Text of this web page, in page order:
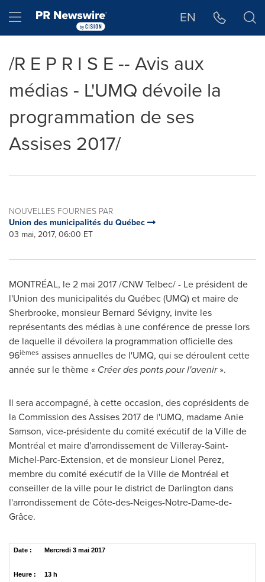
Hamburger menu EN
/R E P R I S E -- Avis aux
médias - L'UMQ dévoile la
programmation de ses
Assises 2017/
NOUVELLES FOURNIES PAR
Union des municipalités du Québec
03 mai, 2017, 06:00 ET
MONTRÉAL, le 2 mai 2017 /CNW Telbec/ - Le président de
l'Union des municipalités du Québec (UMQ) et maire de
Sherbrooke, monsieur Bernard Sévigny, invite les
représentants des médias à une conférence de presse lors
de laquelle il dévoilera la programmation officielle des
96ièmes assises annuelles de l'UMQ, qui se déroulent cette
année sur le thème « Créer des ponts pour l'avenir».
Il sera accompagné, à cette occasion, des coprésidents de
la Commission des Assises 2017 de l'UMQ, madameAnie
Samson, vice-présidente du comité exécutif de la Ville de
Montréal et maire d'arrondissement de Villeray-Saint-
Michel-Parc-Extension, et de monsieur Lionel Perez,
membre du comité exécutif de la Ville de Montréal et
conseiller de la ville pour le district de Darlington dans
l'arrondissement de Côte-des-Neiges-Notre-Dame-de-
Grâce.
Date : Mercredi 3 mai 2017
Heure : 13 h